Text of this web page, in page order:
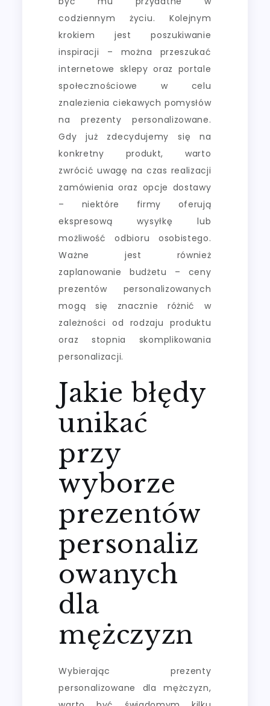
codziennym życiu. Kolejnym
krokiem jest poszukiwanie
inspiracji – można przeszukać
internetowe sklepy oraz portale
społecznościowe w celu
znalezienia ciekawych pomysłów
na prezenty personalizowane.
Gdy już zdecydujemy się na
konkretny produkt, warto
zwrócić uwagę na czas realizacji
zamówienia oraz opcje dostawy
– niektóre firmy oferują
ekspresową wysyłkę lub
możliwość odbioru osobistego.
Ważne jest również
zaplanowanie budżetu – ceny
prezentów personalizowanych
mogą się znacznie różnić w
zależności od rodzaju produktu
oraz stopnia skomplikowania
personalizacji.
Jakie błędy
unikać
przy
wyborze
prezentów
personaliz
owanych
dla
mężczyzn
Wybierając prezenty
personalizowane dla mężczyzn,